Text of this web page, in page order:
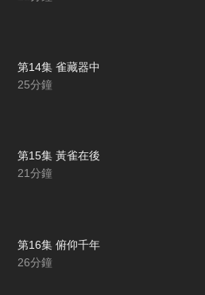
第14集 雀藏器中
25分鐘
第15集 黃雀在後
21分鐘
第16集 俯仰千年
26分鐘